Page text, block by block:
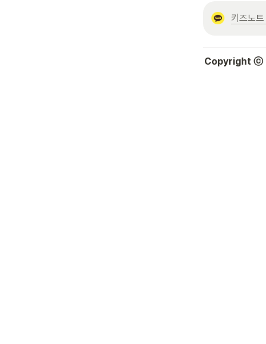
키즈노
Copyright ⓒ